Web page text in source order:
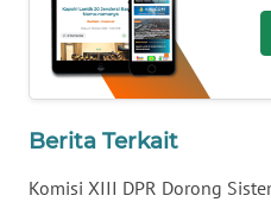
Berita Terkait
Komisi XIII DPR Dorong
WN
KALTENG
WN